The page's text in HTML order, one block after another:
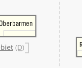
(D)